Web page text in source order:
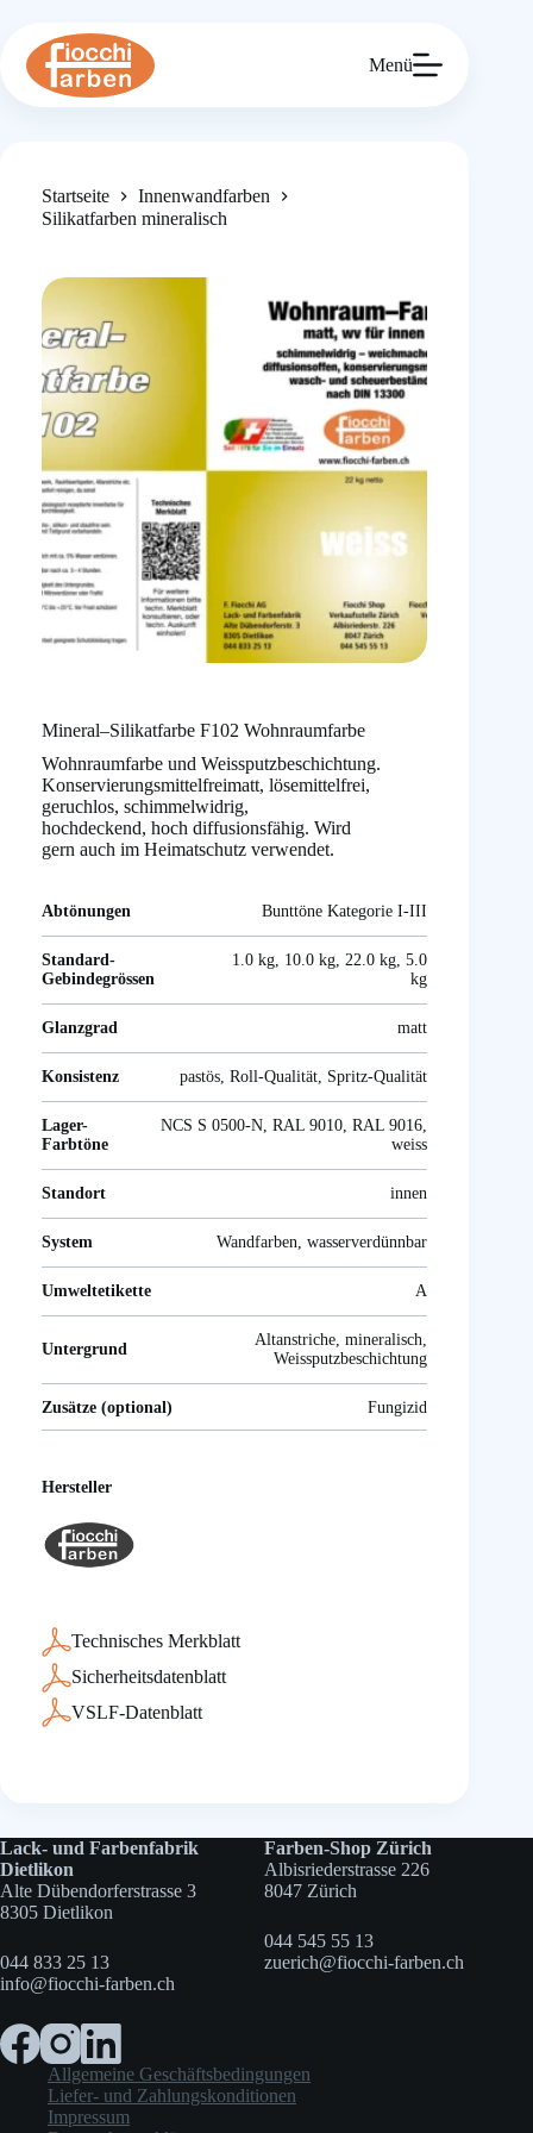
springen
Menü
Startseite
Innenwand­farben
Silikatfarben mineralisch
Mineral–Silikatfarbe F102 Wohnraumfarbe
Wohnraumfarbe und Weissputzbeschichtung.
Konservierungsmittelfreimatt, lösemittelfrei,
geruchlos, schimmelwidrig,
hochdeckend, hoch diffusionsfähig. Wird
gern auch im Heimatschutz verwendet.
Abtönungen Bunttöne Kategorie I-III
Standard-
Gebindegrössen
1.0 kg, 10.0 kg, 22.0 kg, 5.0
kg
Glanzgrad matt
Konsistenz pastös, Roll-Qualität, Spritz-Qualität
Lager-
Farbtöne
NCS S 0500-N, RAL 9010, RAL 9016,
weiss
Standort innen
System Wandfarben, wasserverdünnbar
Umweltetikette A
Untergrund
Altanstriche, mineralisch,
Weissputzbeschichtung
Zusätze (optional) Fungizid
Hersteller
Technisches Merkblatt
Sicherheitsdatenblatt
VSLF-Datenblatt
Lack- und Farbenfabrik
Dietlikon
Alte Dübendorferstrasse 3
8305 Dietlikon
044 833 25 13
info@fiocchi-farben.ch
Farben-Shop Zürich
Albisriederstrasse 226
8047 Zürich
044 545 55 13
zuerich@fiocchi-farben.ch
Allgemeine Geschäftsbedingungen
Liefer- und Zahlungskonditionen
Impressum